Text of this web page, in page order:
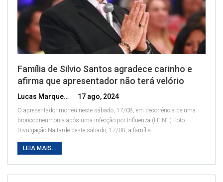
Família de Silvio Santos agradece carinho e
afirma que apresentador não terá velório
Lucas Marques 17 ago, 2024
O apresentador morreu neste sábado, 17/08, em decorrência de uma
broncopneumonia após uma infecção por Influenza (H1N1) Foto:
Divulgação Na tarde deste sábado, 17/08, a família…
LEIA MAIS...